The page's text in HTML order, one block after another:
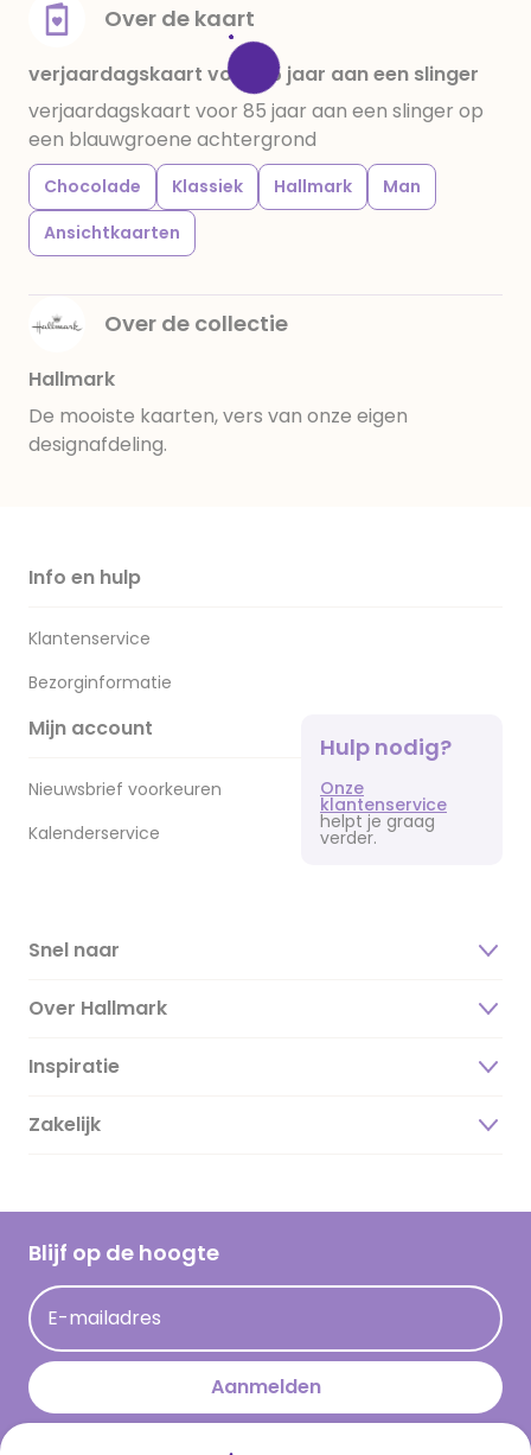
voedingszuur: citroenzuur E 330, verdikkingsmiddel
E415, water, bevochtigingsmiddel E422, emulgator:
E433, kleurstoffen: E102, E110, E122: kan de activiteit en
concentratie van kinderen negatief beïnvloeden,
E133, E151. Chocolade bevat ten minste 34%
cacaobestanddelen. Kan sporen van gluten
bevatten. Koel en droog bewaren.
Over de kaart
verjaardagskaart voor 85 jaar aan een slinger
verjaardagskaart voor 85 jaar aan een slinger op
een blauwgroene achtergrond
Chocolade Klassiek Hallmark
Man
Ansichtkaarten
Over de collectie
Hallmark
De mooiste kaarten, vers van onze eigen
designafdeling.
Info en hulp
Klantenservice
Bezorginformatie
Mijn account
Nieuwsbrief voorkeuren
Kalenderservice
Hulp nodig?
Onze
klantenservice
helpt je graag
verder.
Snel naar
Over Hallmark
Over ons
Duurzaamheid
Hallmark Kaartclub
Acties
Persberichten
Hallmark en Kinderpostzegels
Inspiratie
Magazine
Cadeau inspiratie
Kaartinspiratie
Zakelijk
Blijf op de hoogte
E-mailadres
Aanmelden